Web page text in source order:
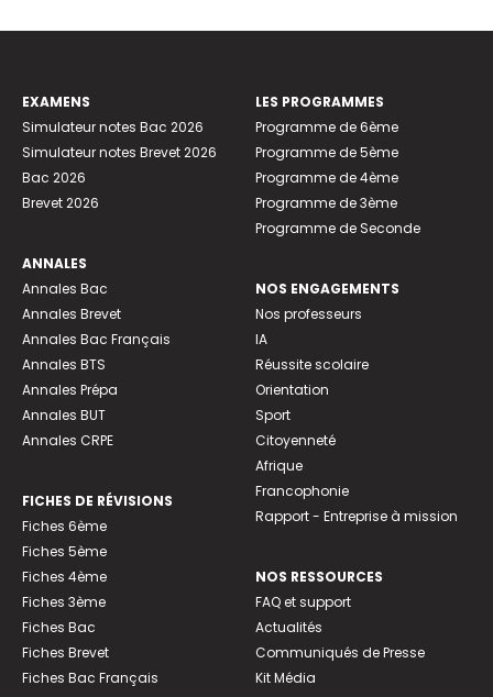
EXAMENS
Simulateur notes Bac 2026
Simulateur notes Brevet 2026
Bac 2026
Brevet 2026
ANNALES
Annales Bac
Annales Brevet
Annales Bac Français
Annales BTS
Annales Prépa
Annales BUT
Annales CRPE
FICHES DE RÉVISIONS
Fiches 6ème
Fiches 5ème
Fiches 4ème
Fiches 3ème
Fiches Bac
Fiches Brevet
Fiches Bac Français
LES PROGRAMMES
Programme de 6ème
Programme de 5ème
Programme de 4ème
Programme de 3ème
Programme de Seconde
NOS ENGAGEMENTS
Nos professeurs
IA
Réussite scolaire
Orientation
Sport
Citoyenneté
Afrique
Francophonie
Rapport - Entreprise à mission
NOS RESSOURCES
FAQ et support
Actualités
Communiqués de Presse
Kit Média